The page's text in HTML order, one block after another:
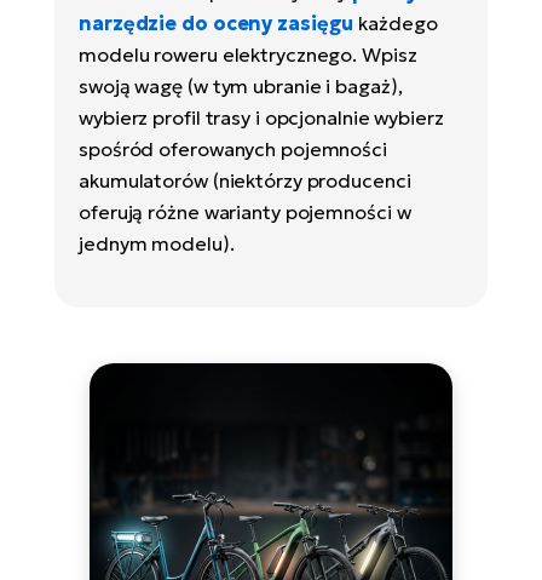
narzędzie do oceny zasięgu każdego
modelu roweru elektrycznego. Wpisz
swoją wagę (w tym ubranie i bagaż),
wybierz profil trasy i opcjonalnie wybierz
spośród oferowanych pojemności
akumulatorów (niektórzy producenci
oferują różne warianty pojemności w
jednym modelu).